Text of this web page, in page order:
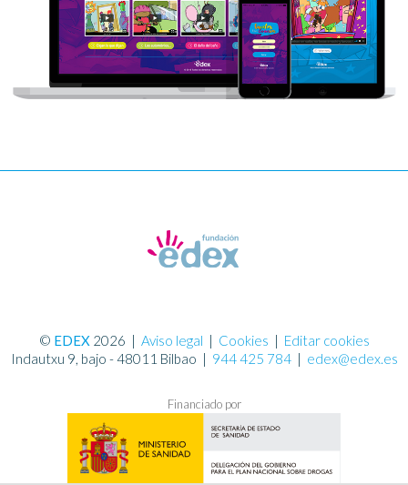
© EDEX2026 | Aviso legal | Cookies | Editar cookies
Indautxu 9, bajo - 48011 Bilbao | 944 425 784| edex@edex.es
Financiado por